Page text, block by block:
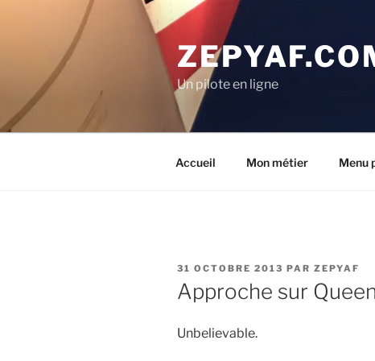
Un pilote en ligne
Accueil Mon métier Menu
PUBLIÉ
LE
31 OCTOBRE 2013 PAR ZEPYAF
Approche sur
Unbelievable.